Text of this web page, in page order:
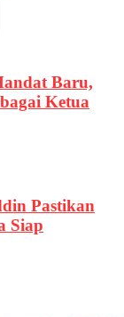
Baru,
Ketua
Pastikan
Siap